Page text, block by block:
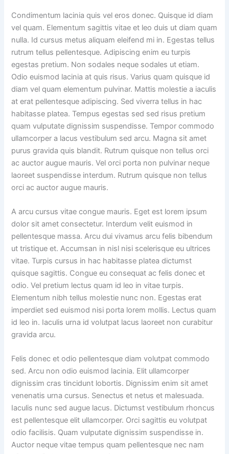
Condimentum lacinia quis vel eros donec. Quisque id diam
vel quam. Elementum sagittis vitae et leo duis ut diam quam
nulla. Id cursus metus aliquam eleifend mi in. Egestas tellus
rutrum tellus pellentesque. Adipiscing enim eu turpis
egestas pretium. Non sodales neque sodales ut etiam.
Odio euismod lacinia at quis risus. Varius quam quisque id
diam vel quam elementum pulvinar. Mattis molestie a iaculis
at erat pellentesque adipiscing. Sed viverra tellus in hac
habitasse platea. Tempus egestas sed sed risus pretium
quam vulputate dignissim suspendisse. Tempor commodo
ullamcorper a lacus vestibulum sed arcu. Magna sit amet
purus gravida quis blandit. Rutrum quisque non tellus orci
ac auctor augue mauris. Vel orci porta non pulvinar neque
laoreet suspendisse interdum. Rutrum quisque non tellus
orci ac auctor augue mauris.
A arcu cursus vitae congue mauris. Eget est lorem ipsum
dolor sit amet consectetur. Interdum velit euismod in
pellentesque massa. Arcu dui vivamus arcu felis bibendum
ut tristique et. Accumsan in nisl nisi scelerisque eu ultrices
vitae. Turpis cursus in hac habitasse platea dictumst
quisque sagittis. Congue eu consequat ac felis donec et
odio. Vel pretium lectus quam id leo in vitae turpis.
Elementum nibh tellus molestie nunc non. Egestas erat
imperdiet sed euismod nisi porta lorem mollis. Lectus quam
id leo in. Iaculis urna id volutpat lacus laoreet non curabitur
gravida arcu.
Felis donec et odio pellentesque diam volutpat commodo
sed. Arcu non odio euismod lacinia. Elit ullamcorper
dignissim cras tincidunt lobortis. Dignissim enim sit amet
venenatis urna cursus. Senectus et netus et malesuada.
Iaculis nunc sed augue lacus. Dictumst vestibulum rhoncus
est pellentesque elit ullamcorper. Orci sagittis eu volutpat
odio facilisis. Quam vulputate dignissim suspendisse in.
Auctor neque vitae tempus quam pellentesque nec nam